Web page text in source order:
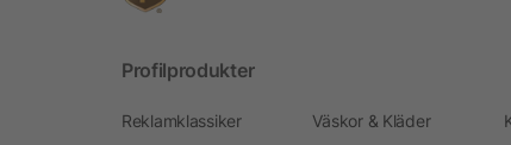
Profilprodukter
Reklamklassiker Väskor & Kläder